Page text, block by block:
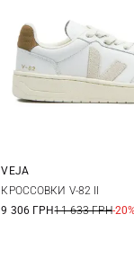
41 42
VEJA
КРОССОВКИ V-82 II
9 306 ГРН11 633 ГРН-